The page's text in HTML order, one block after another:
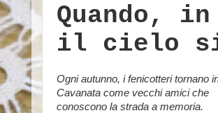
Quando,
il cielo
Ogni autunno, i fenicotteri tornano
Cavanata come vecchi amici che
conoscono la strada a memoria.